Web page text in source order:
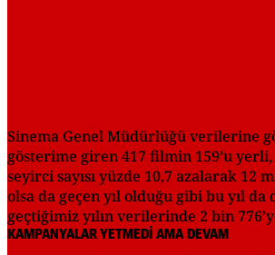
Sinema Genel Müdürlüğü verilerine
gösterime giren 417 filmin 159’u
seyirci sayısı yüzde 10,7 azalarak 12
olsa da geçen yıl olduğu gibi bu yıl
geçtiğimiz yılın verilerinde 2 bin
KAMPANYALAR YETMEDİ AMA DEVAM